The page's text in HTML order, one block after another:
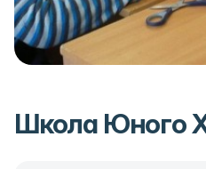
Школа Юного